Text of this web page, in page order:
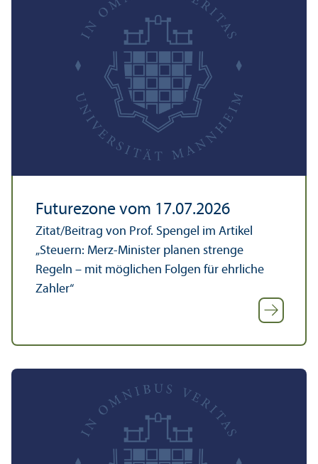
Futurezone vom 17.07.2026
Zitat/Beitrag von Prof. Spengel im Artikel
„Steuern: Merz-Minister planen strenge
Regeln – mit möglichen Folgen für ehrliche
Zahler“